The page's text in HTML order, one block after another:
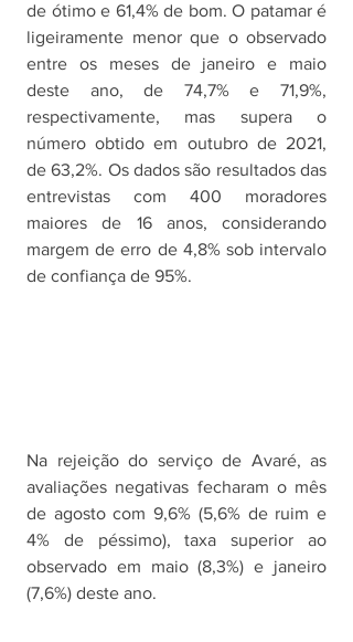
de ótimo e 61,4% de bom. O patamar é
ligeiramente menor que o observado
entre os meses de janeiro e maio
deste ano, de 74,7% e 71,9%,
respectivamente, mas supera o
número obtido em outubro de 2021,
de 63,2%. Os dados são resultados das
entrevistas com 400 moradores
maiores de 16 anos, considerando
margem de erro de 4,8% sob intervalo
de confiança de 95%.
Na rejeição do serviço de Avaré, as
avaliações negativas fecharam o mês
de agosto com 9,6% (5,6% de ruim e
4% de péssimo), taxa superior ao
observado em maio (8,3%) e janeiro
(7,6%) deste ano.